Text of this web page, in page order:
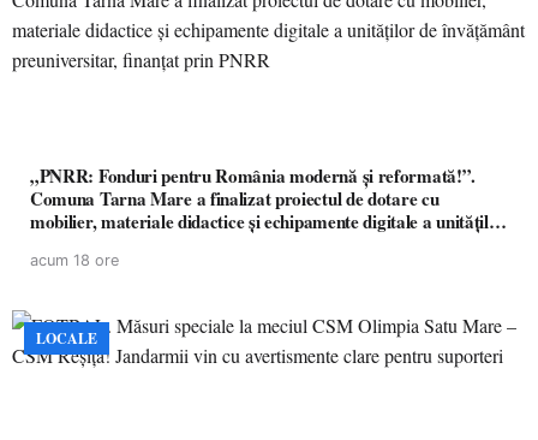
„PNRR: Fonduri pentru România modernă și reformată!”.
Comuna Tarna Mare a finalizat proiectul de dotare cu
mobilier, materiale didactice și echipamente digitale a unităților
acum 18 ore
LOCALE